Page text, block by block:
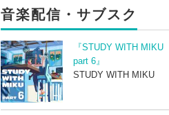
音楽配信・サブスク
『STUDY WITH MIKU
part 6』
STUDY WITH MIKU